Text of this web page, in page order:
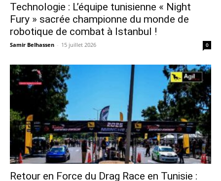
Technologie : L’équipe tunisienne « Night
Fury » sacrée championne du monde de
robotique de combat à Istanbul !
Samir Belhassen - 15 juillet 2026 0
Retour en Force du Drag Race en Tunisie :